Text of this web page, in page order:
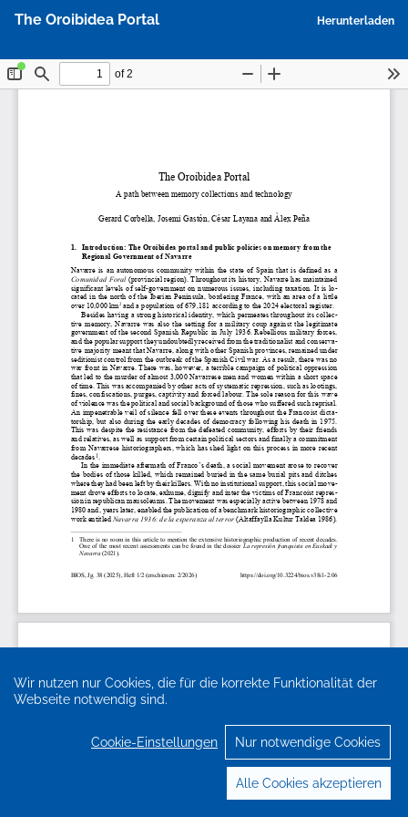
Wir nutzen nur Cookies, die für die korrekte Funktionalität der
Webseite notwendig sind.
Cookie-Einstellungen Nur notwendige Cookies
Alle Cookies akzeptieren
Artikeldetails
The Oroibidea Portal Herunterladen